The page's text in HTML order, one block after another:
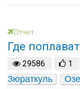
Отчет
Где
29586 1
Зюраткуль